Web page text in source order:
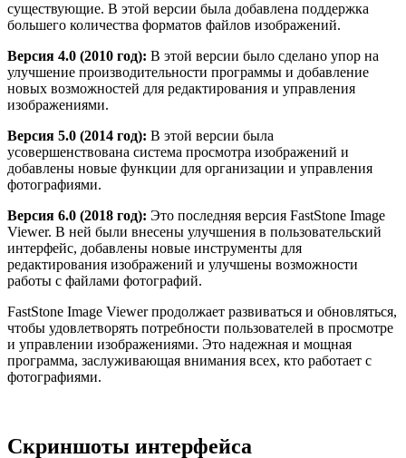
существующие. В этой версии была добавлена поддержка
большего количества форматов файлов изображений.
Версия 4.0 (2010 год): В этой версии было сделано упор на
улучшение производительности программы и добавление
новых возможностей для редактирования и управления
изображениями.
Версия 5.0 (2014 год): В этой версии была
усовершенствована система просмотра изображений и
добавлены новые функции для организации и управления
фотографиями.
Версия 6.0 (2018 год): Это последняя версия FastStone Image
Viewer. В ней были внесены улучшения в пользовательский
интерфейс, добавлены новые инструменты для
редактирования изображений и улучшены возможности
работы с файлами фотографий.
FastStone Image Viewer продолжает развиваться и обновляться,
чтобы удовлетворять потребности пользователей в просмотре
и управлении изображениями. Это надежная и мощная
программа, заслуживающая внимания всех, кто работает с
фотографиями.
Скриншоты интерфейса